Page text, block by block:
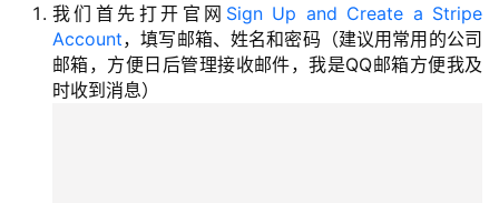
我们首先打开官网 SignUp and Create a Stripe
Account，填写邮箱、姓名和密码（建议用常用的公司
邮箱，方便日后管理接收邮件，我是QQ邮箱方便我及
时收到消息）